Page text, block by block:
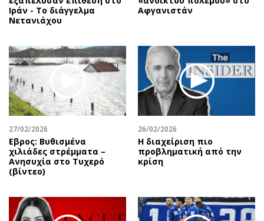
Ιράν - Το διάγγελμα
Νετανιάχου
Αφγανιστάν
27/02/2026
Εβρος: Βυθισμένα
χιλιάδες στρέμματα –
Ανησυχία στο Τυχερό
(βίντεο)
26/02/2026
Η διαχείριση πιο
προβληματική από την
κρίση